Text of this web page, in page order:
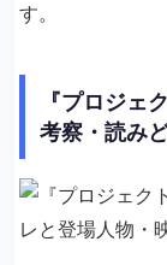
す。
『プロジェ
考察・読み